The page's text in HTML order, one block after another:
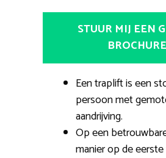
STUUR MIJ EEN
BROCHURE
Een traplift is een
persoon met
aandrijving.
Op een
manier op de